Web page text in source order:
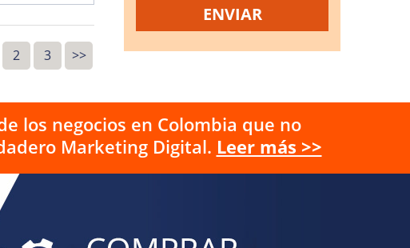
2 3 >>
los negocios en Colombia que no
Marketing Digital. Leer más >>